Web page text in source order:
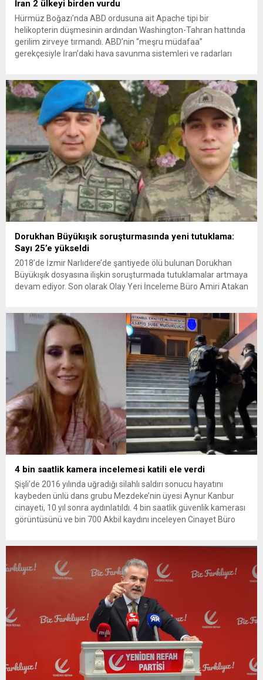
İran 2 ülkeyi birden vurdu
Hürmüz Boğazı’nda ABD ordusuna ait Apache tipi bir
helikopterin düşmesinin ardından Washington-Tahran hattında
gerilim zirveye tırmandı. ABD’nin “meşru müdafaa”
gerekçesiyle İran’daki hava savunma sistemleri ve radarları
yeni bir ABD saldırısına anında yanıt verileceğini duyurdu....
Dorukhan Büyükışık soruşturmasında yeni tutuklama:
Sayı 25’e yükseldi
2018’de İzmir Narlıdere’de şantiyede ölü bulunan Dorukhan
Büyükışık dosyasına ilişkin soruşturmada tutuklamalar artmaya
devam ediyor. Son olarak Olay Yeri İnceleme Büro Amiri Atakan
bulunan Dorukhan Büyükışık’a ilişkin yeniden açılan
soruşturmada tutuklamalar genişliyor. Son olarak dönemin...
4 bin saatlik kamera incelemesi katili ele verdi
Şişli’de 2016 yılında uğradığı silahlı saldırı sonucu hayatını
kaybeden ünlü dans grubu Mezdeke’nin üyesi Aynur Kanbur
cinayeti, 10 yıl sonra aydınlatıldı. 4 bin saatlik güvenlik kamerası
görüntüsünü ve bin 700 Akbil kaydını inceleyen Cinayet Büro